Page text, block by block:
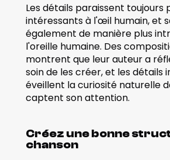
Les détails paraissent toujours
intéressants à l'œil humain, et
également de manière plus
l'oreille humaine. Des
montrent que leur auteur a
soin de les créer, et les détails
éveillent la curiosité naturelle
captent son attention.
Créez une bonne
chanson